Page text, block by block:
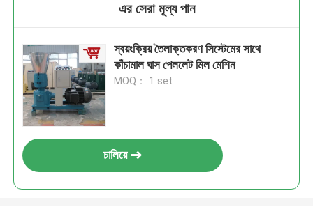
এর সেরা মূল্য পান
স্বয়ংক্রিয় তৈলাক্তকরণ সিস্টেমের সাথে
কাঁচামাল ঘাস পেললেট মিল মেশিন
MOQ： 1 set
চালিয়ে